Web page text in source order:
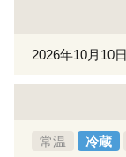
2026年10月10
常温 冷蔵